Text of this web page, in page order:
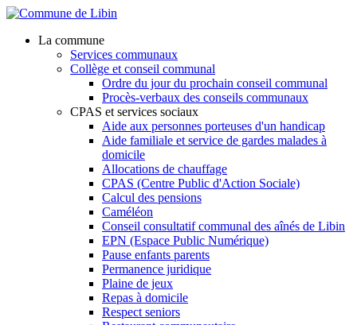
Aller au contenu principal
La commune
Services communaux
Collège et conseil communal
Ordre du jour du prochain conseil communal
Procès-verbaux des conseils communaux
CPAS et services sociaux
Aide aux personnes porteuses d'un handicap
Aide familiale et service de gardes malades à
domicile
Allocations de chauffage
CPAS (Centre Public d'Action Sociale)
Calcul des pensions
Caméléon
Conseil consultatif communal des aînés de Libin
EPN (Espace Public Numérique)
Pause enfants parents
Permanence juridique
Plaine de jeux
Repas à domicile
Respect seniors